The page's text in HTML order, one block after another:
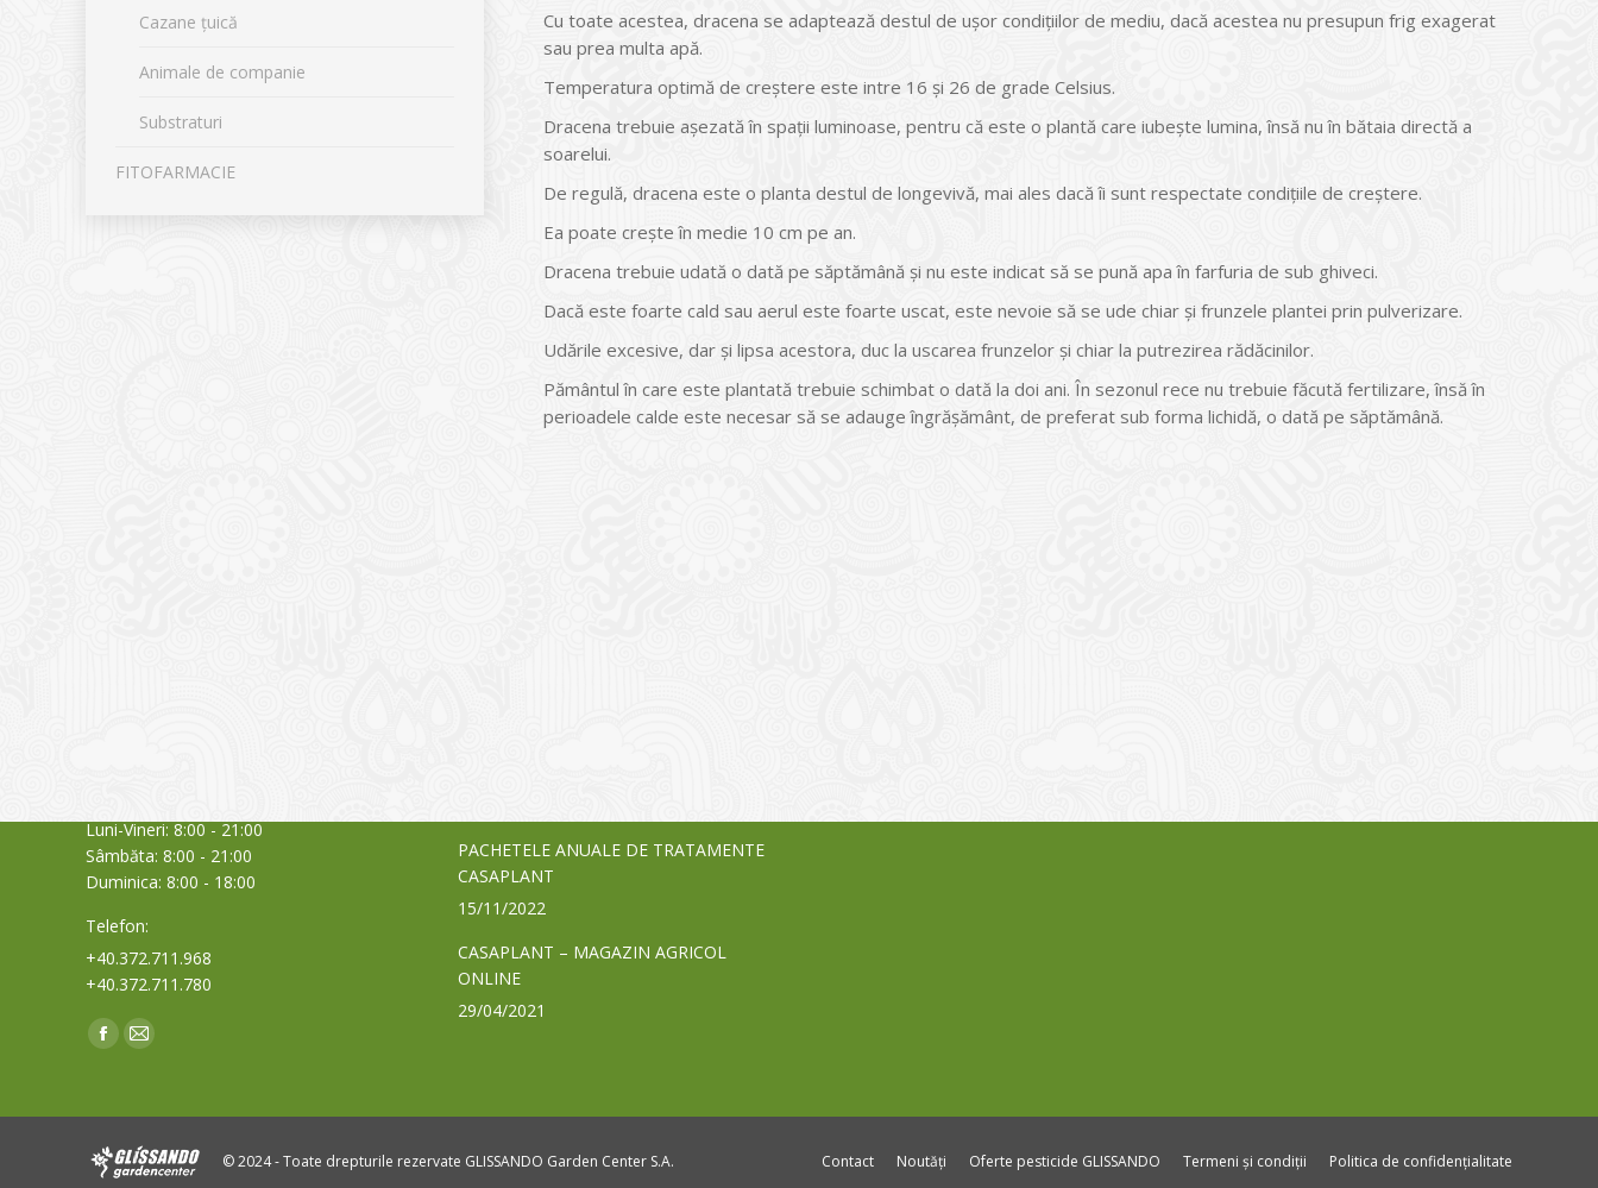
Cu toate acestea, dracena se adaptează destul de ușor condițiilor de mediu, dacă acestea nu presupun frig exagerat
sau prea multa apă.
Temperatura optimă de creștere este intre 16 și 26 de grade Celsius.
Dracena trebuie așezată în spații luminoase, pentru că este o plantă care iubește lumina, însă nu în bătaia directă a
soarelui.
De regulă, dracena este o planta destul de longevivă, mai ales dacă îi sunt respectate condițiile de creștere.
Ea poate crește în medie 10 cm pe an.
Dracena trebuie udată o dată pe săptămână și nu este indicat să se pună apa în farfuria de sub ghiveci.
Dacă este foarte cald sau aerul este foarte uscat, este nevoie să se ude chiar și frunzele plantei prin pulverizare.
Udările excesive, dar și lipsa acestora, duc la uscarea frunzelor și chiar la putrezirea rădăcinilor.
Pământul în care este plantată trebuie schimbat o dată la doi ani. În sezonul rece nu trebuie făcută fertilizare, însă în
perioadele calde este necesar să se adauge îngrășământ, de preferat sub forma lichidă, o dată pe săptămână.
Cazane țuică
Animale de companie
Substraturi
FITOFARMACIE
Luni-Vineri: 8:00 - 21:00
Sâmbăta: 8:00 - 21:00
Duminica: 8:00 - 18:00
Telefon:
+40.372.711.968
+40.372.711.780
Find us on:
Facebook
new
Mail
new
PACHETELE ANUALE DE TRATAMENTE
CASAPLANT
15/11/2022
CASAPLANT – MAGAZIN AGRICOL
ONLINE
29/04/2021
© 2024 - Toate drepturile rezervate GLISSANDO Garden Center S.A. Contact Noutăți Oferte pesticide GLISSANDO Termeni și condiții Politica de confidențialitate